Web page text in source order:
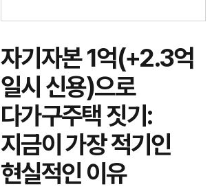
자기자본 1억(+2.3억
일시 신용)으로
다가구주택 짓기:
지금이 가장 적기인
현실적인 이유